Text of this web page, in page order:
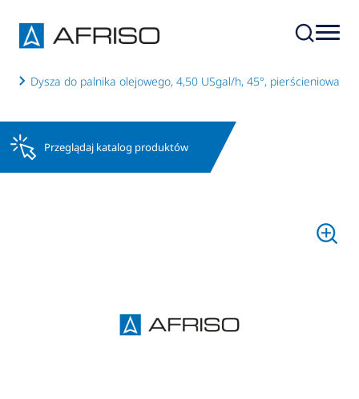
Dysza do palnika olejowego, 4,50 USgal/h, 45°, pierścieniowa
Przeglądaj katalog produktów